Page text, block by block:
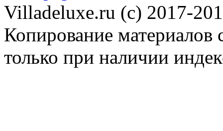
Villadeluxe.ru (c) 2017-
Копирование материалов
только при наличии